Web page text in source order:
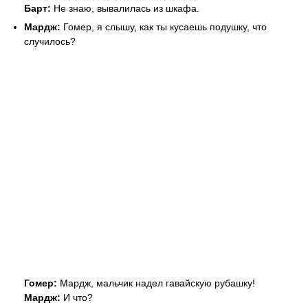
Барт: Не знаю, вывалилась из шкафа.
Мардж: Гомер, я слышу, как ты кусаешь подушку, что
случилось?
Гомер: Мардж, мальчик надел гавайскую рубашку!
Мардж: И что?